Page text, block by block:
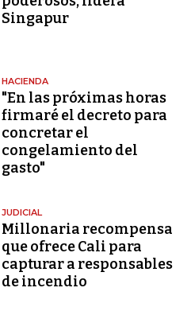
Singapur
HACIENDA
"En las próximas horas
firmaré el decreto para
concretar el
congelamiento del
gasto"
JUDICIAL
Millonaria recompensa
que ofrece Cali para
capturar a responsables
de incendio